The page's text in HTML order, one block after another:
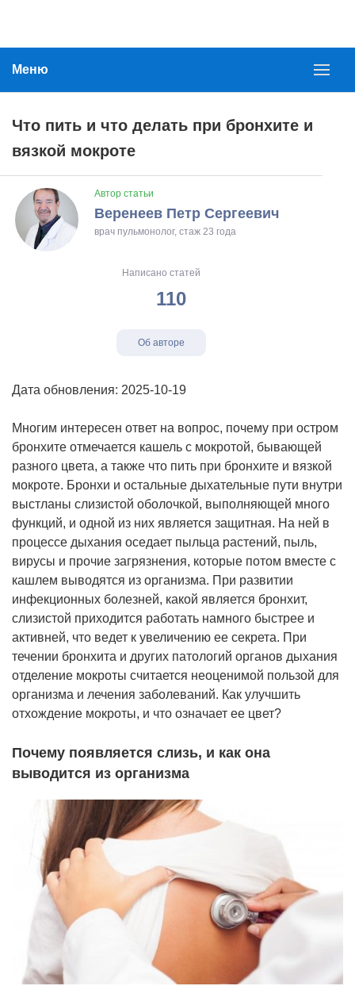
Меню
Что пить и что делать при бронхите и
вязкой мокроте
Автор статьи
Веренеев Петр Сергеевич
врач пульмонолог, стаж 23 года
Написано статей
110
Об авторе
Дата обновления: 2025-10-19
Многим интересен ответ на вопрос, почему при остром
бронхите отмечается кашель с мокротой, бывающей
разного цвета, а также что пить при бронхите и вязкой
мокроте. Бронхи и остальные дыхательные пути внутри
выстланы слизистой оболочкой, выполняющей много
функций, и одной из них является защитная. На ней в
процессе дыхания оседает пыльца растений, пыль,
вирусы и прочие загрязнения, которые потом вместе с
кашлем выводятся из организма. При развитии
инфекционных болезней, какой является бронхит,
слизистой приходится работать намного быстрее и
активней, что ведет к увеличению ее секрета. При
течении бронхита и других патологий органов дыхания
отделение мокроты считается неоценимой пользой для
организма и лечения заболеваний. Как улучшить
отхождение мокроты, и что означает ее цвет?
Почему появляется слизь, и как она
выводится из организма